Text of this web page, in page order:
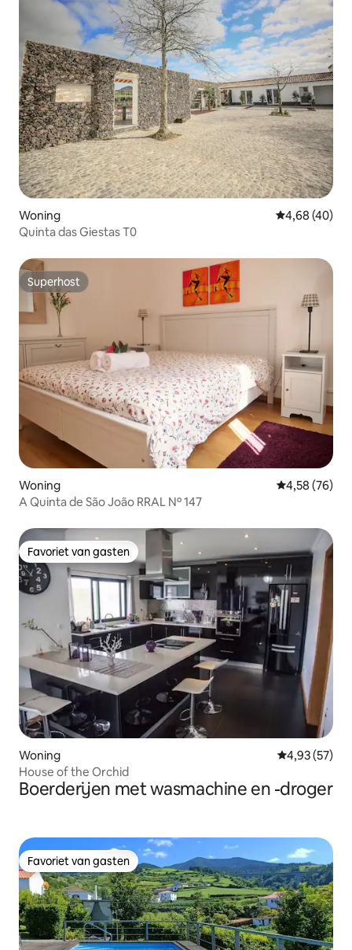
Woning Gemiddelde
4,68 (40)
Quinta das Giestas T0
Superhost
Superhost
Woning Gemiddelde
4,58 (76)
A Quinta de São João RRAL Nº 147
Favoriet van gasten
Favoriet van gasten
Woning Gemiddelde
4,93 (57)
House of the Orchid
Boerderijen met wasmachine en -droger
Favoriet van gasten
Favoriet van gasten